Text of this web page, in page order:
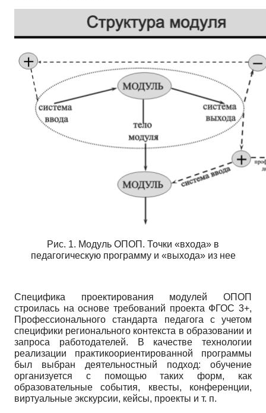
Рис. 1. Модуль ОПОП. Точки «входа» в
педагогическую программу и «выхода» из нее
Специфика проектирования модулей ОПОП
строилась на основе требований проекта ФГОС 3+,
Профессионального стандарта педагога с учетом
специфики регионального контекста в образовании и
запроса работодателей. В качестве технологии
реализации практико­ориентированной программы
был выбран деятельностный подход: обучение
организуется с помощью таких форм, как
образовательные события, квесты, конференции,
виртуальные экскурсии, кейсы, проекты и т. п.